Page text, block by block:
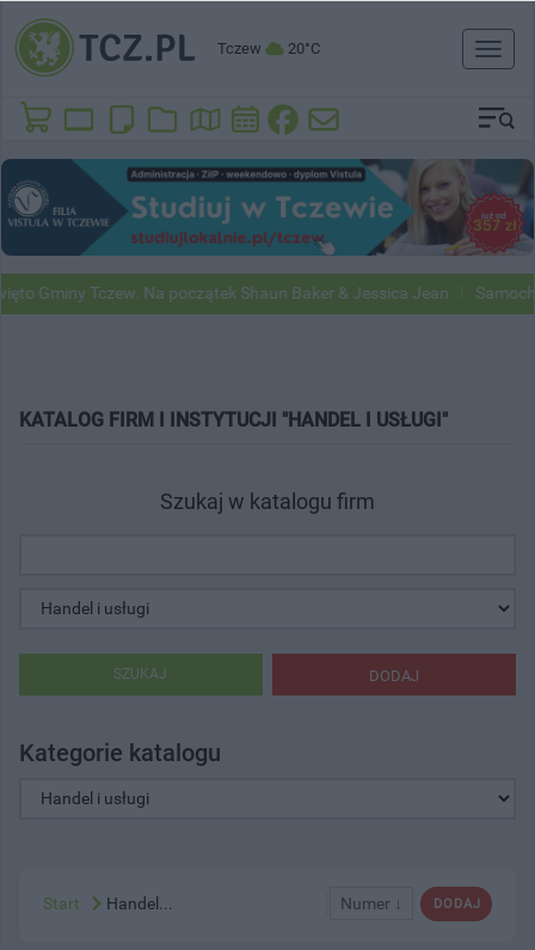
Tczew 20°C
Toggle
Gminy Tczew. Na początek Shaun Baker & Jessica Jean
KATALOG FIRM I INSTYTUCJI "HANDEL I USŁUGI"
Szukaj w katalogu firm
DODAJ
SZUKAJ
Kategorie katalogu
DODAJ
Numer ↓
Start Handel...